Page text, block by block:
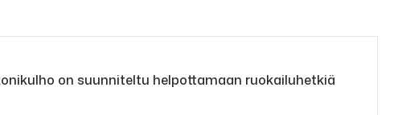
on suunniteltu helpottamaan ruokailuhetkiä